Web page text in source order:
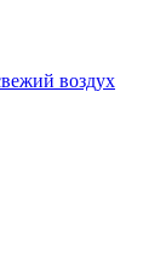
воздух